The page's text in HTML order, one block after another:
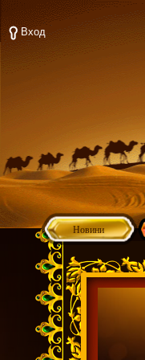
Вход
Новини